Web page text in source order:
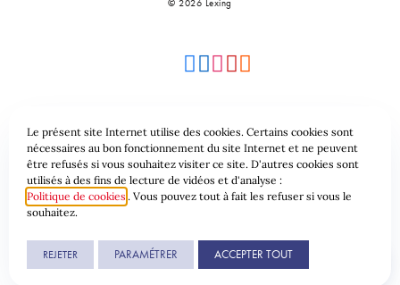
Plan du site Conditions générales
Protection des données & Cookies
Une réalisation de
Le présent site Internet utilise des cookies. Certains cookies sont
nécessaires au bon fonctionnement du site Internet et ne peuvent
être refusés si vous souhaitez visiter ce site. D'autres cookies sont
utilisés à des fins de lecture de vidéos et d'analyse :
Politique de cookies . Vous pouvez tout à fait les refuser si vous le
souhaitez.
REJETER PARAMÉTRER ACCEPTER TOUT